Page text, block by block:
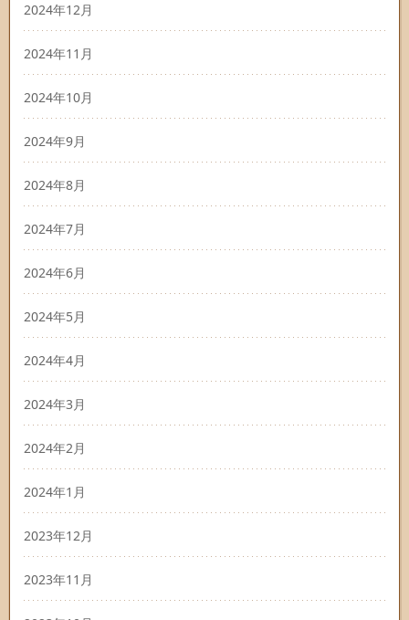
2024年12月
2024年11月
2024年10月
2024年9月
2024年8月
2024年7月
2024年6月
2024年5月
2024年4月
2024年3月
2024年2月
2024年1月
2023年12月
2023年11月